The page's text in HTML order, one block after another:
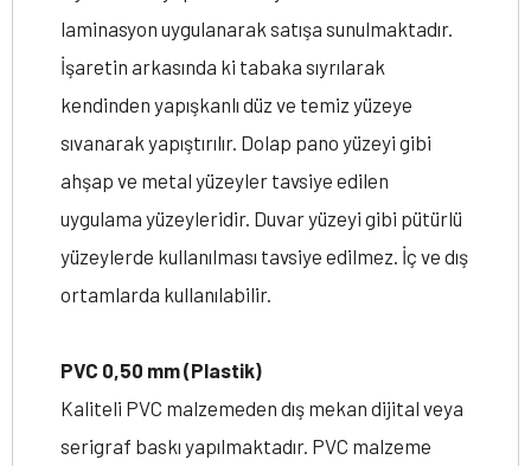
laminasyon uygulanarak satışa sunulmaktadır.
İşaretin arkasında ki tabaka sıyrılarak
kendinden yapışkanlı düz ve temiz yüzeye
sıvanarak yapıştırılır. Dolap pano yüzeyi gibi
ahşap ve metal yüzeyler tavsiye edilen
uygulama yüzeyleridir. Duvar yüzeyi gibi pütürlü
yüzeylerde kullanılması tavsiye edilmez. İç ve dış
ortamlarda kullanılabilir.
PVC 0,50 mm (Plastik)
Kaliteli PVC malzemeden dış mekan dijital veya
serigraf baskı yapılmaktadır. PVC malzeme